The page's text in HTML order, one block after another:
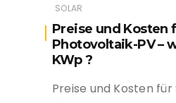
SOLAR
Preise und Kosten
Photovoltaik-PV –
KWp ?
Preise und Kosten für